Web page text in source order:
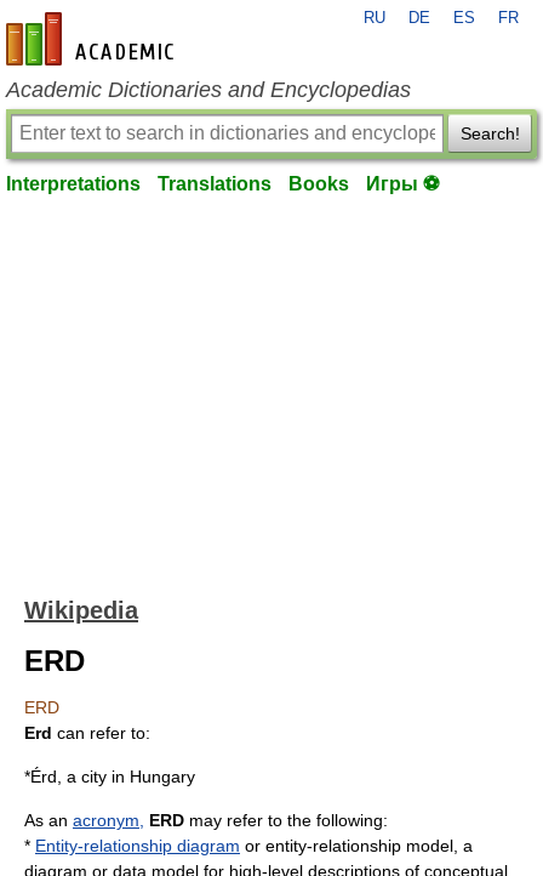
en-academic.com
RU DE ES FR
Academic Dictionaries and Encyclopedias
Search!
Interpretations Translations Books Игры ⚽
Wikipedia
ERD
ERD
Erd can refer to:
*Érd , a city in Hungary
As an acronym, ERD may refer to the following:
* Entity-relationship diagram or entity-relationship model, a
diagram or data model for high-level descriptions of conceptual